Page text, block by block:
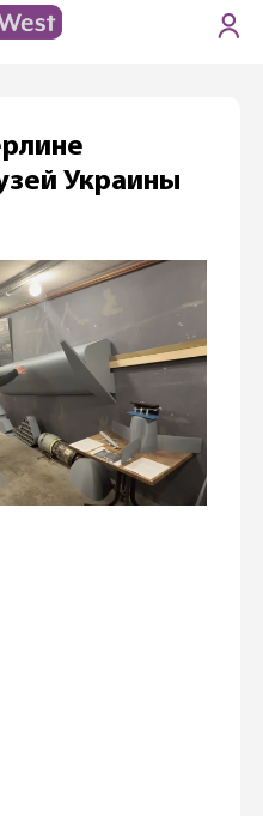
Украины